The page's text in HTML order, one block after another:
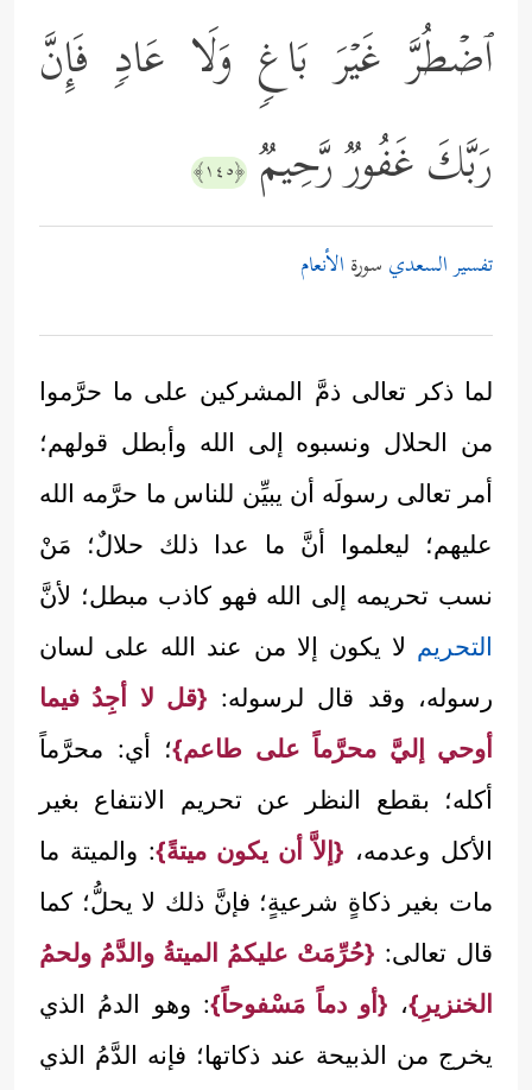
ٱضۡطُرَّ غَیۡرَ بَاغࣲ وَلَا عَادࣲ فَإِنَّ
رَبَّكَ غَفُورࣱ رَّحِیمࣱ ﴿١٤٥﴾
تفسير السعدي سورة الأنعام
لما ذكر تعالى ذمَّ المشركين على ما حرَّموا
من الحلال ونسبوه إلى الله وأبطل قولهم؛
أمر تعالى رسولَه أن يبيِّن للناس ما حرَّمه الله
عليهم؛ ليعلموا أنَّ ما عدا ذلك حلالٌ؛ مَنْ
نسب تحريمه إلى الله فهو كاذب مبطل؛ لأنَّ
التحريم لا يكون إلا من عند الله على لسان
رسوله، وقد قال لرسوله: {قل لا أجِدُ فيما
أوحي إليَّ محرَّماً على طاعم}؛ أي: محرَّماً
أكله؛ بقطع النظر عن تحريم الانتفاع بغير
الأكل وعدمه، {إلاَّ أن يكون ميتةً}: والميتة ما
مات بغير ذكاةٍ شرعيةٍ؛ فإنَّ ذلك لا يحلُّ؛ كما
قال تعالى: {حُرِّمَتْ عليكمُ الميتةُ والدَّمُ ولحمُ
الخنزيرِ}، {أو دماً مَسْفوحاً}: وهو الدمُ الذي
يخرج من الذبيحة عند ذكاتها؛ فإنه الدَّمُ الذي